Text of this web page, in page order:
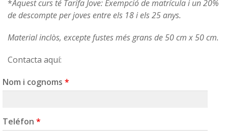
*Aquest curs té Tarifa Jove: Exempció de matrícula i un 20%
de descompte per joves entre els 18 i els 25 anys.
Material inclòs, excepte fustes més grans de 50 cm x 50 cm.
Contacta aquí:
Nom i cognoms *
Teléfon *